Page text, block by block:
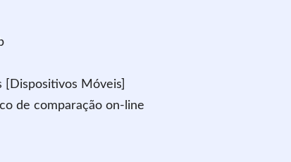
[Dispositivos Móveis]
de comparação on-line